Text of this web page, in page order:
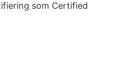
som Certified